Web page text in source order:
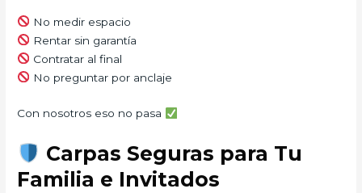
No medir espacio
Rentar sin garantía
Contratar al final
No preguntar por anclaje
Con nosotros eso no pasa
Carpas Seguras para Tu
Familia e Invitados